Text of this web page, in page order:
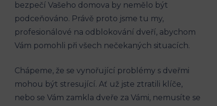
bezpečí Vašeho domova by nemělo být
podceňováno. Právě proto jsme tu my,
profesionálové na odblokování dveří, abychom
Vám pomohli při všech nečekaných situacích.
Chápeme, že se vynořující problémy s dveřmi
mohou být stresující. Ať už jste ztratili klíče,
nebo se Vám zamkla dveře za Vámi, nemusíte se